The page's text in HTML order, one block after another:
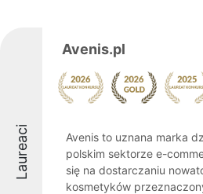
Laureaci
Avenis.pl
Avenis to uznana marka
polskim sektorze e-
się na dostarczaniu
kosmetyków